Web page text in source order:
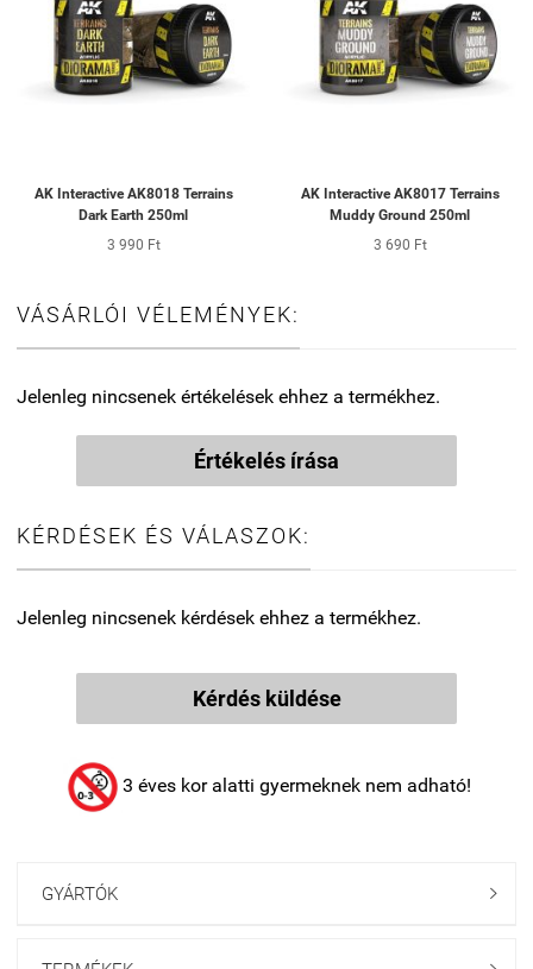
AK Interactive AK8018 Terrains
Dark Earth 250ml
3 990 Ft
AK Interactive AK8017 Terrains
Muddy Ground 250ml
3 690 Ft
VÁSÁRLÓI VÉLEMÉNYEK:
Jelenleg nincsenek értékelések ehhez a termékhez.
Értékelés írása
KÉRDÉSEK ÉS VÁLASZOK:
Jelenleg nincsenek kérdések ehhez a termékhez.
Kérdés küldése
3 éves kor alatti gyermeknek nem adható!
GYÁRTÓK 